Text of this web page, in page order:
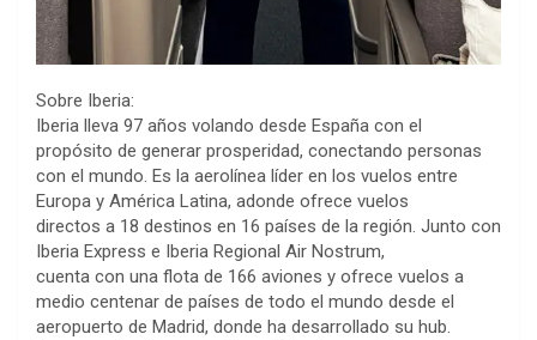
Sobre Iberia:
Iberia lleva 97 años volando desde España con el
propósito de generar prosperidad, conectando personas
con el mundo. Es la aerolínea líder en los vuelos entre
Europa y América Latina, adonde ofrece vuelos
directos a 18 destinos en 16 países de la región. Junto con
Iberia Express e Iberia Regional Air Nostrum,
cuenta con una flota de 166 aviones y ofrece vuelos a
medio centenar de países de todo el mundo desde el
aeropuerto de Madrid, donde ha desarrollado su hub.